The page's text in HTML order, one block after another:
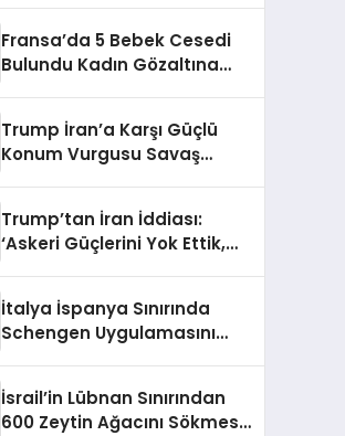
Fransa’da 5 Bebek Cesedi
Bulundu Kadın Gözaltına
Trump İran’a Karşı Güçlü
Konum Vurgusu Savaş
Trump’tan İran İddiası:
‘Askeri Güçlerini Yok Ettik,
İtalya İspanya Sınırında
Schengen Uygulamasını
İsrail’in Lübnan Sınırından
600 Zeytin Ağacını Sökmesi